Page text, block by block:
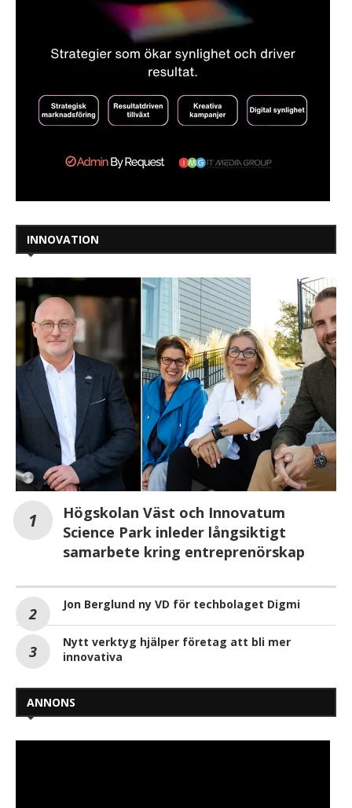
INNOVATION
Högskolan Väst och Innovatum
Science Park inleder långsiktigt
samarbete kring entreprenörskap
Jon Berglund ny VD för techbolaget Digmi
Nytt verktyg hjälper företag att bli mer
innovativa
ANNONS